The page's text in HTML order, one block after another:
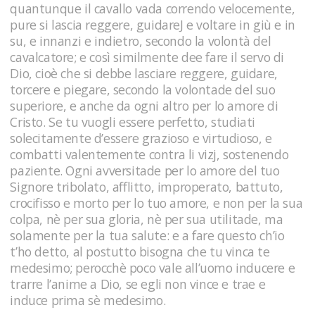
quantunque il cavallo vada correndo velocemente,
pure si lascia reggere, guidareJ e voltare in giù e in
su, e innanzi e indietro, secondo la volontà del
cavalcatore; e così similmente dee fare il servo di
Dio, cioè che si debbe lasciare reggere, guidare,
torcere e piegare, secondo la volontade del suo
superiore, e anche da ogni altro per lo amore di
Cristo. Se tu vuogli essere perfetto, studiati
solecitamente d’essere grazioso e virtudioso, e
combatti valentemente contra li vizj, sostenendo
paziente. Ogni avversitade per lo amore del tuo
Signore tribolato, afflitto, improperato, battuto,
crocifisso e morto per lo tuo amore, e non per la sua
colpa, nè per sua gloria, nè per sua utilitade, ma
solamente per la tua salute: e a fare questo ch’io
t’ho detto, al postutto bisogna che tu vinca te
medesimo; perocchè poco vale all’uomo inducere e
trarre l’anime a Dio, se egli non vince e trae e
induce prima sè medesimo.